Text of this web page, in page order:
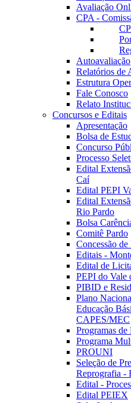
Avaliação
CPA -
Autoavaliação
Relatórios de
Estrutura
Fale Conosco
Relato
Concursos e Editais
Apresentação
Bolsa de
Concurso
Processo
Edital
Caí
Edital PEPI
Edital
Rio Pardo
Bolsa
Comitê Pardo
Concessão
Editais -
Edital de
PEPI do Vale
PIBID e
Plano
Educação
CAPES/MEC
Programas
Programa
PROUNI
Seleção de
Reprografia -
Edital -
Edital PEIEX